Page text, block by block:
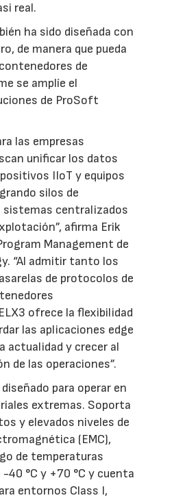
real.
ha sido diseñada con
de manera que pueda
de
se amplíe el
de ProSoft
las empresas
unificar los datos
IIoT y equipos
silos de
centralizados
afirma Erik
Management de
“Al admitir tanto los
de protocolos de
ofrece la flexibilidad
las aplicaciones edge
actualidad y crecer al
de las operaciones”.
para operar en
extremas. Soporta
y elevados niveles de
(EMC),
de temperaturas
40 °C y +70 °C y cuenta
entornos Class I,